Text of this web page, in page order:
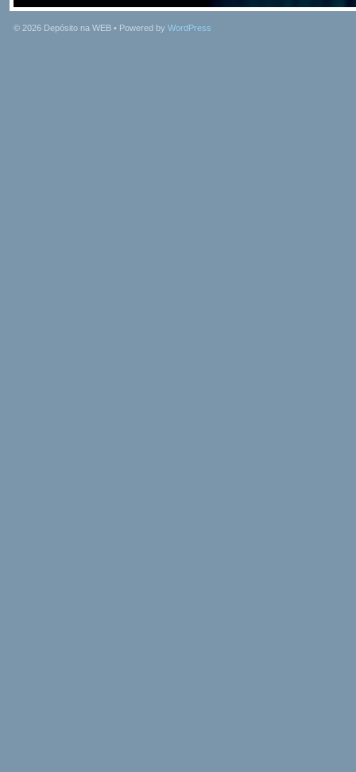
© 2026 Depósito na WEB • Powered by WordPress